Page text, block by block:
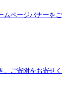
ムページバナーをご
、ご寄附をお寄せく